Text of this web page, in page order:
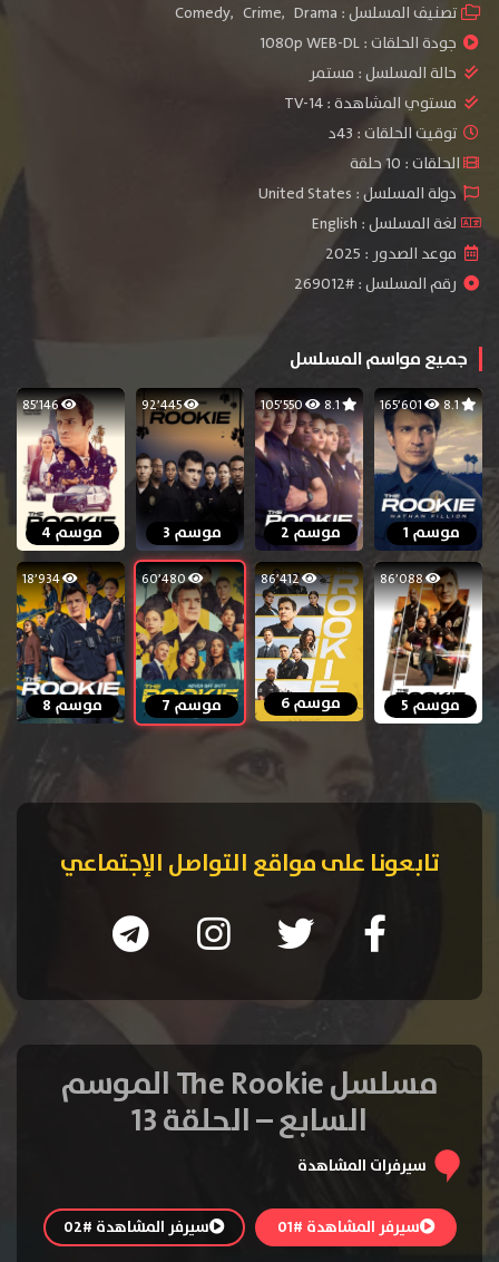
تصنيف المسلسل : Comedy, Crime, Drama
جودة الحلقات :1080p WEB-DL
حالة المسلسل : مستمر
مستوي المشاهدة :TV-14
توقيت الحلقات : 43د
الحلقات : 10 حلقة
دولة المسلسل : United States
لغة المسلسل : English
موعد الصدور : 2025
رقم المسلسل : #269012
جميع مواسم المسلسل
8.1
موسم 1
8.1 105٬550
موسم 2
92٬445
موسم 3
85٬146
موسم 4
86٬088
موسم 5
86٬412
موسم 6
60٬480
موسم 7
18٬934
موسم 8
تابعونا على مواقع التواصل الإجتماعي
مسلسل The Rookie الموسم
السابع – الحلقة 13
سيرفرات المشاهدة
سيرفر المشاهدة #01 سيرفر المشاهدة #02